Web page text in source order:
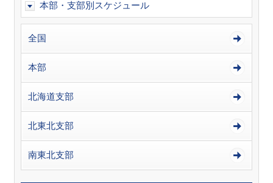
本部・支部別スケジュール
全国
本部
北海道支部
北東北支部
南東北支部